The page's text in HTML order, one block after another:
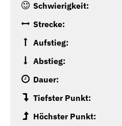
Schwierigkeit:
Strecke:
Aufstieg:
Abstieg:
Dauer:
Tiefster Punkt:
Höchster Punkt: